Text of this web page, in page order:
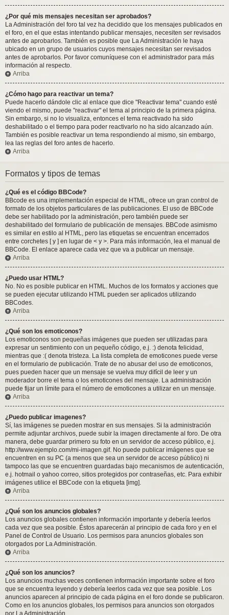
¿Por qué mis mensajes necesitan ser aprobados?
La Administración del foro tal vez ha decidido que los mensajes publicados en
el foro, en el que estas intentando publicar mensajes, necesiten ser revisados
antes de aprobarlos. También es posible que La Administración le haya
ubicado en un grupo de usuarios cuyos mensajes necesitan ser revisados
antes de aprobarlos. Por favor comuníquese con el administrador para más
información al respecto.
Arriba
¿Cómo hago para reactivar un tema?
Puede hacerlo dándole clic al enlace que dice "Reactivar tema" cuando esté
viendo el mismo, puede "reactivar" el tema al principio de la primera página.
Sin embargo, si no lo visualiza, entonces el tema reactivado ha sido
deshabilitado o el tiempo para poder reactivarlo no ha sido alcanzado aún.
También es posible reactivar un tema respondiendo al mismo, sin embargo,
lea las reglas del foro antes de hacerlo.
Arriba
Formatos y tipos de temas
¿Qué es el código BBCode?
BBcode es una implementación especial de HTML, ofrece un gran control de
formato de los objetos particulares de las publicaciones. El uso de BBCode
debe ser habilitado por la administración, pero también puede ser
deshabilitado del formulario de publicación de mensajes. BBCode asimismo
es similar en estilo al HTML, pero las etiquetas se encuentran encerrados
entre corchetes [ y ] en lugar de < y >. Para más información, lea el manual de
BBCode. El enlace aparece cada vez que va a publicar un mensaje.
Arriba
¿Puedo usar HTML?
No. No es posible publicar en HTML. Muchos de los formatos y acciones que
se pueden ejecutar utilizando HTML pueden ser aplicados utilizando
BBCodes.
Arriba
¿Qué son los emoticonos?
Los emoticonos son pequeñas imágenes que pueden ser utilizadas para
expresar un sentimiento con un pequeño código, e.j. :) denota felicidad,
mientras que :( denota tristeza. La lista completa de emoticones puede verse
en el formulario de publicación. Trate de no abusar del uso de emoticonos,
pues pueden hacer que un mensaje se vuelva muy difícil de leer y un
moderador borre el tema o los emoticones del mensaje. La administración
puede fijar un límite para el número de emoticones a utilizar en un mensaje.
Arriba
¿Puedo publicar imagenes?
Sí, las imágenes se pueden mostrar en sus mensajes. Si la administración
permite adjuntar archivos, puede subir la imagen directamente al foro. De otra
manera, debe guardar primero su foto en un servidor de acceso público, e.j.
http://www.ejemplo.com/mi-imagen.gif. No puede publicar imágenes que se
encuentren en su PC (a menos que sea un servidor de acceso público) ni
tampoco las que se encuentren guardadas bajo mecanismos de autenticación,
e.j. hotmail o yahoo correo, sitios protegidos por contraseñas, etc. Para exhibir
imágenes utilice el BBCode con la etiqueta [img].
Arriba
¿Qué son los anuncios globales?
Los anuncios globales contienen información importante y debería leerlos
cada vez que sea posible. Éstos aparecerán al principio de cada foro y en el
Panel de Control de Usuario. Los permisos para anuncios globales son
otorgados por La Administración.
Arriba
¿Qué son los anuncios?
Los anuncios muchas veces contienen información importante sobre el foro
que se encuentra leyendo y debería leerlos cada vez que sea posible. Los
anuncios aparecen al principio de cada página en el foro donde se publicaron.
Como en los anuncios globales, los permisos para anuncios son otorgados
por La Administración.